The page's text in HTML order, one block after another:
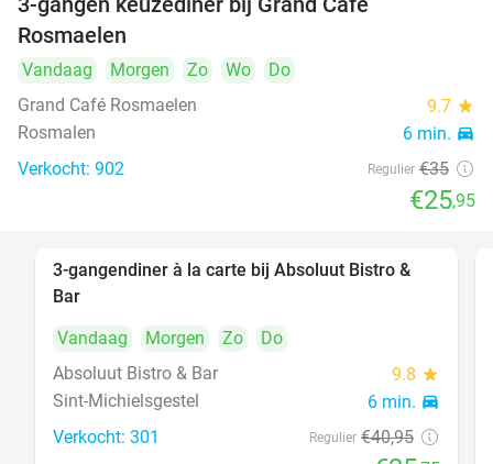
Rosmaelen
Vandaag Morgen Zo Wo
Do
Grand Café Rosmaelen
9.7 star
Rosmalen 6 min. directions_car
Verkocht: 902 Regulier €35
€25,95
37%
3-gangendiner à la carte bij Absoluut Bistro &
Bar
Vandaag
Morgen Zo
Do
Absoluut Bistro & Bar
9.8 star
Sint-Michielsgestel 6 min. directions_car
Verkocht: 301 Regulier €40,95